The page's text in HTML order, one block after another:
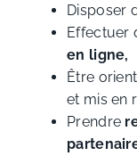
Disposer
Effectuer
en ligne,
Être
et mis en
Prendre